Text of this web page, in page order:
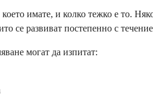
имате, и колко тежко е то.
се развиват постепенно с
могат да изпитат: